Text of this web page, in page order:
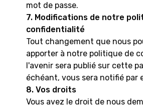
mot de passe.
7. Modifications de notre
confidentialité
Tout changement que nous
apporter à notre politique de
l'avenir sera publié sur cette
échéant, vous sera notifié par
8. Vos droits
Vous avez le droit de nous